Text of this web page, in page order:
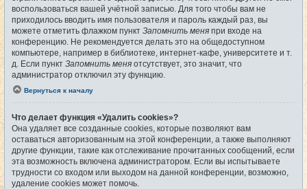
воспользоваться вашей учётной записью. Для того чтобы вам не
приходилось вводить имя пользователя и пароль каждый раз, вы
можете отметить флажком пункт Запомнить меня при входе на
конференцию. Не рекомендуется делать это на общедоступном
компьютере, например в библиотеке, интернет-кафе, университете и т.
д. Если пункт Запомнить меня отсутствует, это значит, что
администратор отключил эту функцию.
Вернуться к началу
Что делает функция «Удалить cookies»?
Она удаляет все созданные cookies, которые позволяют вам
оставаться авторизованным на этой конференции, а также выполняют
другие функции, такие как отслеживание прочитанных сообщений, если
эта возможность включена администратором. Если вы испытываете
трудности со входом или выходом на данной конференции, возможно,
удаление cookies может помочь.